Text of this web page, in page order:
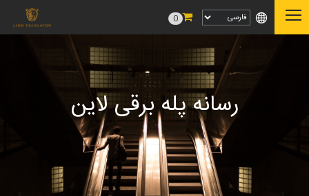
0
رسانه پله برقی لاین